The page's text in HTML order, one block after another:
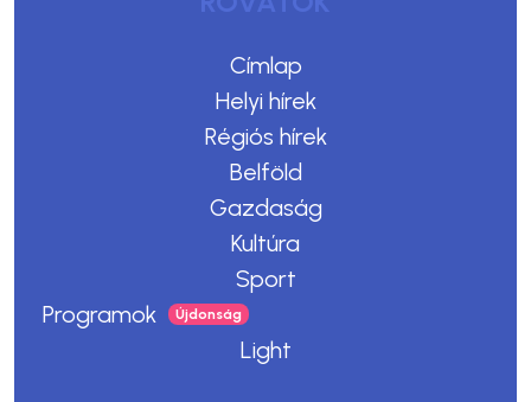
Címlap
Helyi hírek
Régiós hírek
Belföld
Gazdaság
Kultúra
Sport
Programok
Light